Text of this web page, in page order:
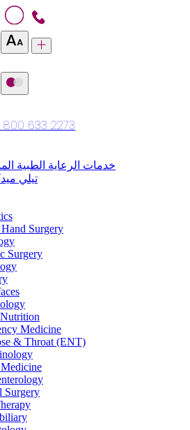
800 633 2273
خدمات الرعاية الطبية
تيلي
Surgery
Surgery
Medicine
& Throat (ENT)
Surgery